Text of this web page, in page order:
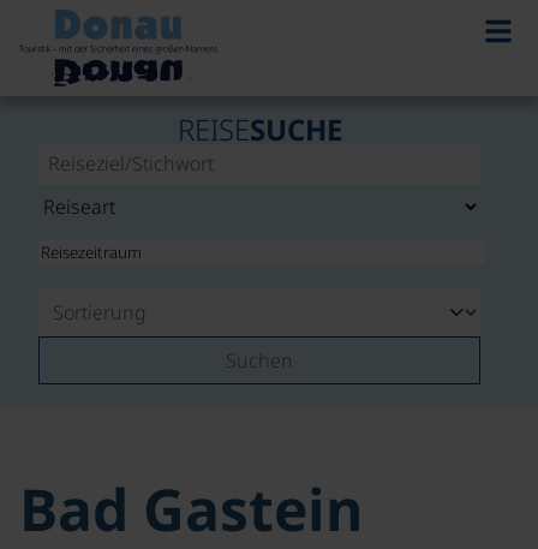
REISESUCHE
Suchen
Bad Gastein